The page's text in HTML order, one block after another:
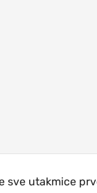
sve utakmice